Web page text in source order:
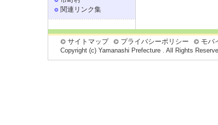
関連リンク集
サイトマップ プライバシーポリシー モバ
Copyright (c) Yamanashi Prefecture . All Rights